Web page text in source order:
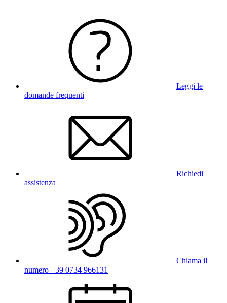
Leggi le
domande frequenti
Richiedi
assistenza
Chiama il
numero +39 0734 966131